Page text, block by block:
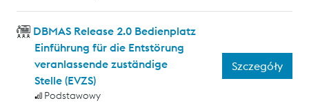
DBMAS Release 2.0 Bedienplatz
Einführung für die Entstörung
veranlassende zuständige
Stelle (EVZS)
Podstawowy
Szczegóły